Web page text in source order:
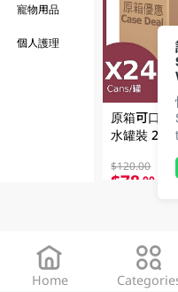
寵物用品
個人護理
原箱可口可
水罐裝 24 X
330ML(包
$120.00
$78 .00
Home